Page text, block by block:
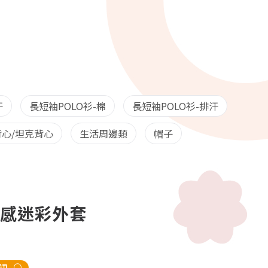
長短袖POLO衫-棉
長短袖POLO衫-排汗
/坦克背心 生活周邊類
帽子
迷彩外套